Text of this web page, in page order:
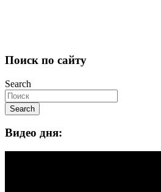
Поиск по сайту
Search
Search
Видео дня: